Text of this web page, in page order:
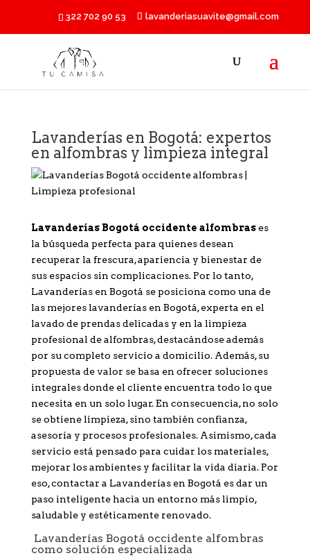
322 702 90 53 lavanderiasuavite@gmail.com
Lavanderías en Bogotá: expertos
en alfombras y limpieza integral
Lavanderías Bogotá occidente alfombrases
la búsqueda perfecta para quienes desean
recuperar la frescura, apariencia y bienestar de
sus espacios sin complicaciones. Por lo tanto,
Lavanderías en Bogotá se posiciona como una de
las mejores lavanderías en Bogotá, experta en el
lavado de prendas delicadas y en la limpieza
profesional de alfombras, destacándose además
por su completo servicio a domicilio. Además, su
propuesta de valor se basa en ofrecer soluciones
integrales donde el cliente encuentra todo lo que
necesita en un solo lugar. En consecuencia, no solo
se obtiene limpieza, sino también confianza,
asesoría y procesos profesionales. Asimismo, cada
servicio está pensado para cuidar los materiales,
mejorar los ambientes y facilitar la vida diaria. Por
eso, contactar a Lavanderías en Bogotá es dar un
paso inteligente hacia un entorno más limpio,
saludable y estéticamente renovado.
Lavanderías Bogotá occidente alfombras
como solución especializada